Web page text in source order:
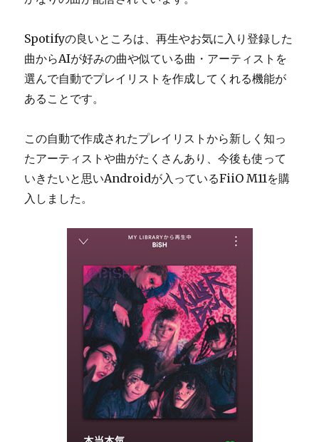
Spotifyの良いところは、再生やお気に入り登録した
曲からAIが好みの曲や似ている曲・アーティストを
選んで自動でプレイリストを作成してくれる機能が
あることです。
この自動で作成されたプレイリストから新しく知っ
たアーティストや曲がたくさんあり、今後も使って
いきたいと思いAndroidが入っているFiiO M11を購
入しました。